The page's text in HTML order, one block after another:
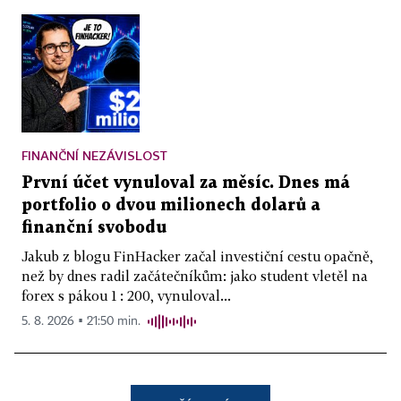
FINANČNÍ NEZÁVISLOST
První účet vynuloval za měsíc. Dnes má
portfolio o dvou milionech dolarů a
finanční svobodu
Jakub z blogu FinHacker začal investiční cestu opačně,
než by dnes radil začátečníkům: jako student vletěl na
forex s pákou 1 : 200, vynuloval...
5. 8. 2026 ▪ 21:50 min.